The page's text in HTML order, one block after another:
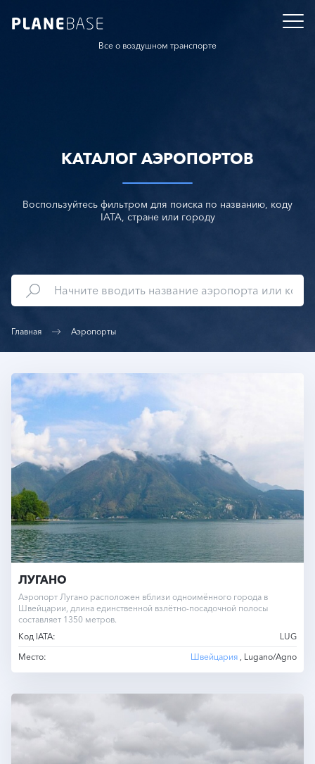
Все о воздушном транспорте
КАТАЛОГ АЭРОПОРТОВ
Воспользуйтесь фильтром для поиска по названию, коду
IATA, стране или городу
Главная Аэропорты
ЛУГАНО
Аэропорт Лугано расположен вблизи одноимённого города в
Швейцарии, длина единственной взлётно-посадочной полосы
составляет 1350 метров.
Код IATA:
LUG
Место:
Швейцария , Lugano/Agno